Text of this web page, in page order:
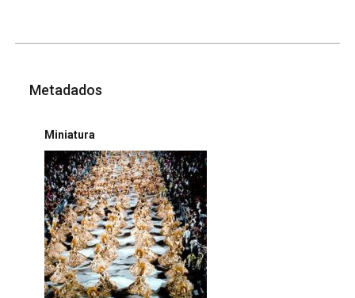
Metadados
Miniatura